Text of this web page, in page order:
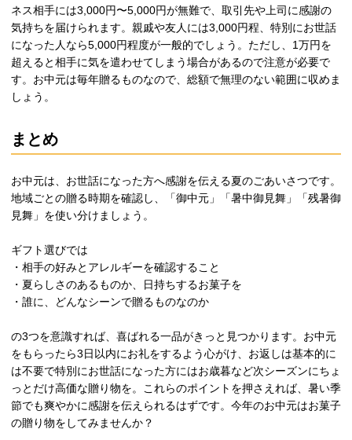
ネス相手には3,000円〜5,000円が無難で、取引先や上司に感謝の
気持ちを届けられます。親戚や友人には3,000円程、特別にお世話
になった人なら5,000円程度が一般的でしょう。ただし、1万円を
超えると相手に気を遣わせてしまう場合があるので注意が必要で
す。お中元は毎年贈るものなので、総額で無理のない範囲に収めま
しょう。
まとめ
お中元は、お世話になった方へ感謝を伝える夏のごあいさつです。
地域ごとの贈る時期を確認し、「御中元」「暑中御見舞」「残暑御
見舞」を使い分けましょう。
ギフト選びでは
・相手の好みとアレルギーを確認すること
・夏らしさのあるものか、日持ちするお菓子を
・誰に、どんなシーンで贈るものなのか
の3つを意識すれば、喜ばれる一品がきっと見つかります。お中元
をもらったら3日以内にお礼をするよう心がけ、お返しは基本的に
は不要で特別にお世話になった方にはお歳暮など次シーズンにちょ
っとだけ高価な贈り物を。これらのポイントを押さえれば、暑い季
節でも爽やかに感謝を伝えられるはずです。今年のお中元はお菓子
の贈り物をしてみませんか？